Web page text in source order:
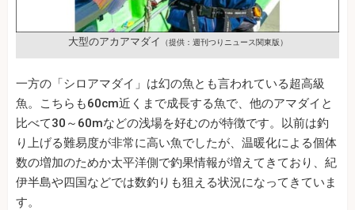
大型のアカアマダイ （提供：週刊つりニュース関東版）
一方の「シロアマダイ」は幻の魚とも言われている超高級
魚。こちらも60cm近くまで成長する魚で、他のアマダイと
比べて30～60mなどの浅場を好むのが特徴です。以前は釣
り上げる難易度が非常に高い魚でしたが、温暖化による個体
数の増加のためか太平洋側で釣果情報が増えてきており、紀
伊半島や四国などでは数釣りも狙える状況になってきていま
す。